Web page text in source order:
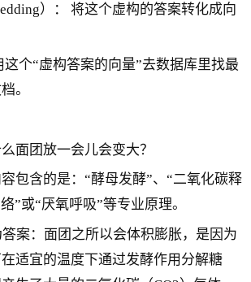
）： 将这个虚构的答案转化成向
这个“虚构答案的向量”去数据库里找最
。
面团放一会儿会变大？
包含的是：“酵母发酵”、“二氧化碳释
”或“厌氧呼吸”等专业原理。
案：面团之所以会体积膨胀，是因为
适宜的温度下通过发酵作用分解糖